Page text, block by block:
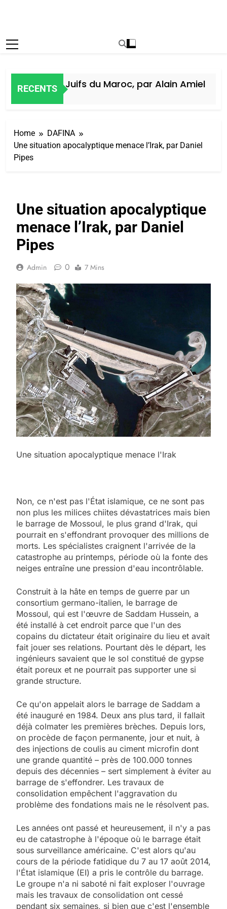
RECENTS
des Juifs du Maroc, par Alain Amiel
Home
DAFINA
Une situation apocalyptique menace l’Irak, par Daniel
Pipes
Une situation apocalyptique
menace l’Irak, par Daniel
Pipes
Admin 0 7 Mins
Une situation apocalyptique menace l'Irak
Non, ce n'est pas l'État islamique, ce ne sont pas
non plus les milices chiites dévastatrices mais bien
le barrage de Mossoul, le plus grand d'Irak, qui
pourrait en s'effondrant provoquer des millions de
morts. Les spécialistes craignent l'arrivée de la
catastrophe au printemps, période où la fonte des
neiges entraîne une pression d'eau incontrôlable.
Construit à la hâte en temps de guerre par un
consortium germano-italien, le barrage de
Mossoul, qui est l'œuvre de Saddam Hussein, a
été installé à cet endroit parce que l'un des
copains du dictateur était originaire du lieu et avait
fait jouer ses relations. Pourtant dès le départ, les
ingénieurs savaient que le sol constitué de gypse
était poreux et ne pourrait pas supporter une si
grande structure.
Ce qu'on appelait alors le barrage de Saddam a
été inauguré en 1984. Deux ans plus tard, il fallait
déjà colmater les premières brèches. Depuis lors,
on procède de façon permanente, jour et nuit, à
des injections de coulis au ciment microfin dont
une grande quantité – près de 100.000 tonnes
depuis des décennies – sert simplement à éviter au
barrage de s'effondrer. Les travaux de
consolidation empêchent l'aggravation du
problème des fondations mais ne le résolvent pas.
Les années ont passé et heureusement, il n'y a pas
eu de catastrophe à l'époque où le barrage était
sous surveillance américaine. C'est alors qu'au
cours de la période fatidique du 7 au 17 août 2014,
l'État islamique (EI) a pris le contrôle du barrage.
Le groupe n'a ni saboté ni fait exploser l'ouvrage
mais les travaux de consolidation ont cessé
pendant six semaines, si bien que c'est l'ensemble